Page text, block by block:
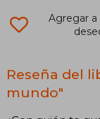
Agregar a
Reseña del
mundo"